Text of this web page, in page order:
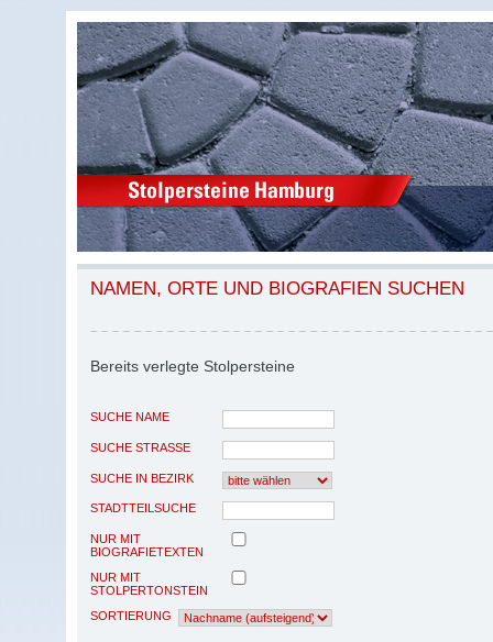
NAMEN, ORTE UND BIOGRAFIEN SUCHEN
Bereits verlegte Stolpersteine
SUCHE NAME
SUCHE STRASSE
SUCHE IN BEZIRK
STADTTEILSUCHE
NUR MIT
BIOGRAFIETEXTEN
NUR MIT
STOLPERTONSTEIN
SORTIERUNG